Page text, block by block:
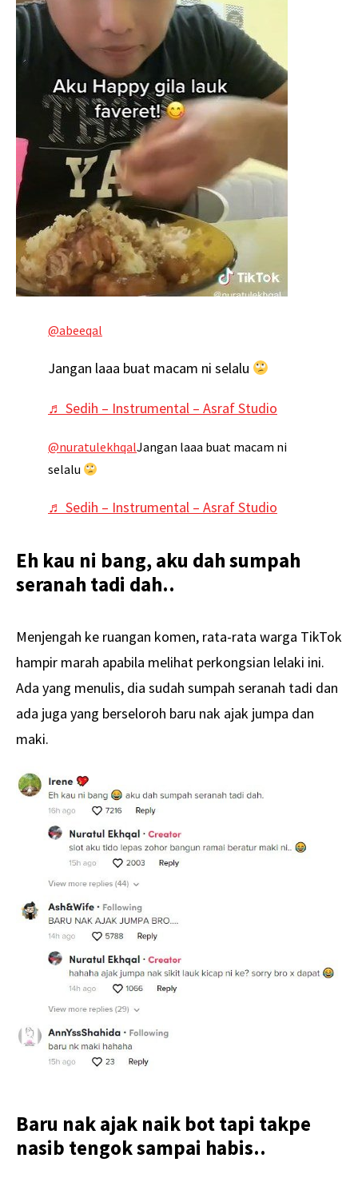
@abeeqal
Jangan laaa buat macam ni selalu
♬ Sedih – Instrumental – Asraf Studio
@nuratulekhqalJangan laaa buat macam ni
selalu
♬ Sedih – Instrumental – Asraf Studio
Eh kau ni bang, aku dah sumpah
seranah tadi dah..
Menjengah ke ruangan komen, rata-rata warga TikTok
hampir marah apabila melihat perkongsian lelaki ini.
Ada yang menulis, dia sudah sumpah seranah tadi dan
ada juga yang berseloroh baru nak ajak jumpa dan
maki.
Baru nak ajak naik bot tapi takpe
nasib tengok sampai habis..